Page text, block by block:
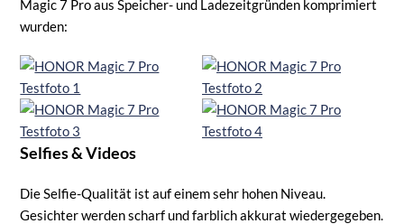
Magic 7 Pro aus Speicher- und Ladezeitgründen komprimiert
wurden:
Selfies & Videos
Die Selfie-Qualität ist auf einem sehr hohen Niveau.
Gesichter werden scharf und farblich akkurat wiedergegeben.